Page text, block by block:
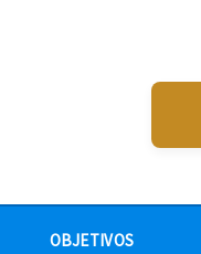
OBJETIVOS